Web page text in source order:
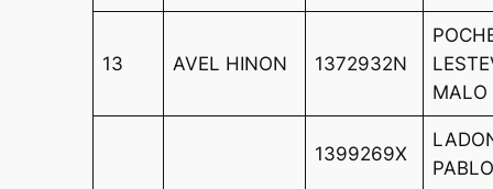
13 AVEL HINON 1372932N
MALO
1399269X